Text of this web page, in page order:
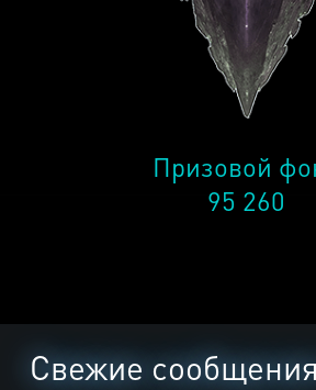
Призовой
95 260
Свежие